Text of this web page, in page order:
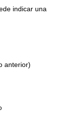
indicar una
anterior)